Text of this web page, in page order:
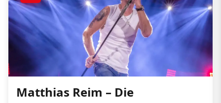
Matthias Reim – Die